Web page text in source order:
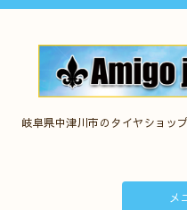
岐阜県中津川市のタイヤショッ
メ